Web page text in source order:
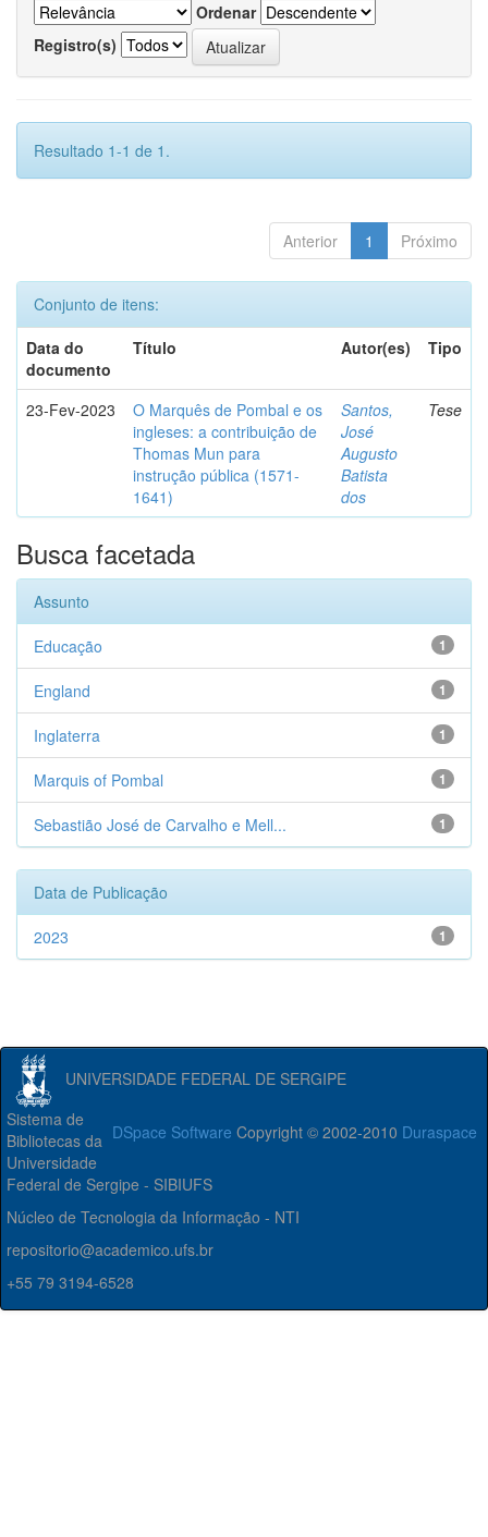
Ordenar
Registro(s)
Resultado 1-1 de 1.
Anterior 1 Próximo
Conjunto de itens:
Data do
documento
Título Autor(es) Tipo
23-Fev-2023
O Marquês de Pombal e os
ingleses: a contribuição de
Thomas Mun para
instrução pública (1571-
1641)
Santos,
José
Augusto
Batista
dos
Tese
Busca facetada
Assunto
1
Educação
1
England
1
Inglaterra
1
Marquis of Pombal
1
Sebastião José de Carvalho e Mell...
Data de Publicação
1
2023
UNIVERSIDADE FEDERAL DE SERGIPE
DSpace Software Copyright © 2002-2010 Duraspace
Sistema de
Bibliotecas da
Universidade
Federal de Sergipe - SIBIUFS
Núcleo de Tecnologia da Informação - NTI
repositorio@academico.ufs.br
+55 79 3194-6528